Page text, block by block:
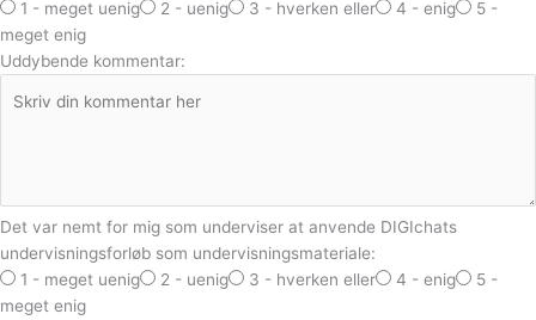
1 - meget uenig
2 - uenig 3 - hverken eller 4 - enig
5 -
meget enig
Uddybende kommentar:
Det var nemt for mig som underviser at anvende DIGIchats
undervisningsforløb som undervisningsmateriale:
1 - meget uenig
2 - uenig 3 - hverken eller 4 - enig
5 -
meget enig